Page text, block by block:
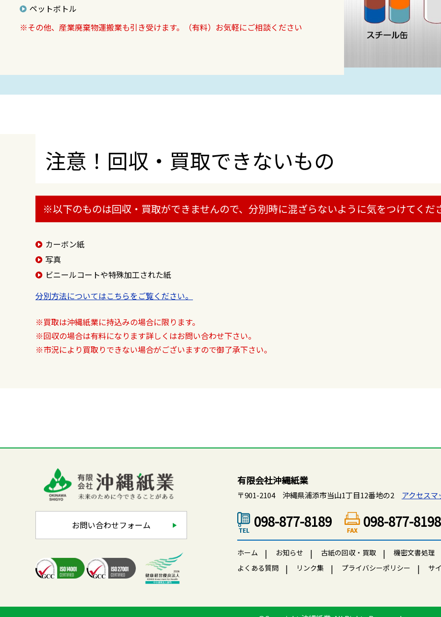
ペットボトル
※その他、産業廃棄物運搬業も引き受けます。（有料）お気軽にご相談ください
注意！回収・買取できないもの
※以下のものは回収・買取ができませんので、分別時に混ざらないように気をつけてくだ
カーボン紙
写真
ビニールコートや特殊加工された紙
分別方法についてはこちらをご覧ください。
※買取は沖縄紙業に持込みの場合に限ります。
※回収の場合は有料になります詳しくはお問い合わせ下さい。
※市況により買取りできない場合がございますので御了承下さい。
お問い合わせフォーム
有限会社沖縄紙業
〒901-2104 沖縄県浦添市当山1丁目12番地の2 アクセス
098-877-8189 098-877-
ホーム お知らせ 古紙の回収・買取
機密文書処理
よくある質問
リンク集 プライバシーポリシー サ